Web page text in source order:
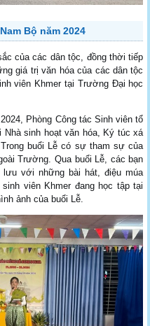
Bộ năm 2024
của các dân tộc, đồng thời tiếp
giá trị văn hóa của các dân tộc
viên Khmer tại Trường Đại học
Phòng Công tác Sinh viên tổ
sinh hoạt văn hóa, Ký túc xá
buổi Lễ có sự tham sự của
Trường. Qua buổi Lễ, các bạn
với những bài hát, điệu múa
viên Khmer đang học tập tại
ảnh của buổi Lễ.